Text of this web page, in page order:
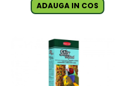
ADAUGA IN COS